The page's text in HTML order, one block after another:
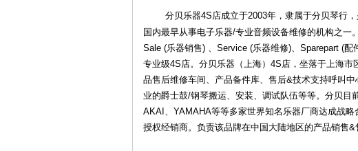
分贝乐器4S店成立于2003年，隶属于分贝琴行，
国内最早从事电子乐器/专业音频设备维修的机构之一
Sale (乐器销售) 、Service (乐器维修)、Sparepart (
专业级4S店。分贝乐器（上海）4S店，坐落于上海
品售后维修车间、产品备件库、售后&技术支持呼叫
业的爵士鼓/钢琴搬运、安装、调试队伍等等。分贝目
AKAI、YAMAHA等等多家世界知名乐器厂商达成战
授权经销商。负责该品牌在中国大陆地区的产品销售&